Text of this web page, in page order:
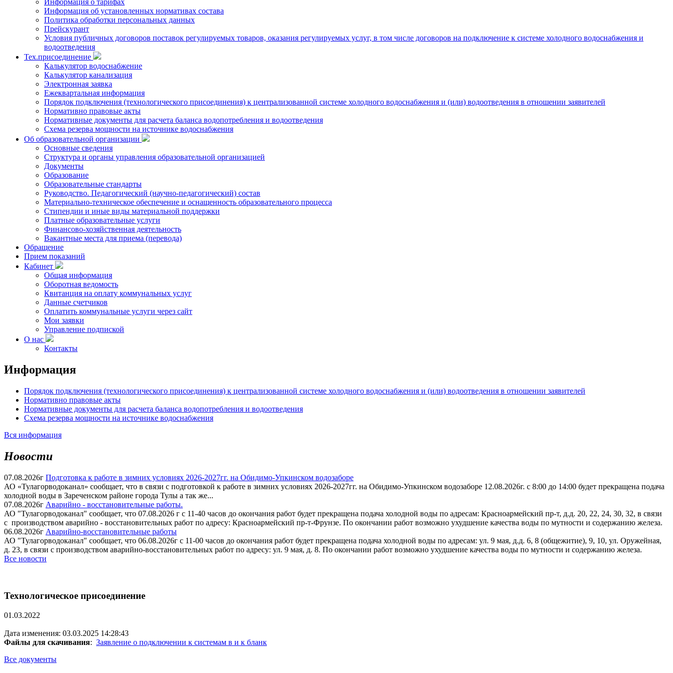
Информация о тарифах
Информация об установленных нормативах состава
Политика обработки персональных данных
Прейскурант
Условия публичных договоров поставок регулируемых товаров, оказания регулируемых услуг, в том числе договоров на подключение к системе холодного водоснабжения и
водоотведения
Тех.присоединение
Калькулятор водоснабжение
Калькулятор канализация
Электронная заявка
Ежеквартальная информация
Порядок подключения (технологического присоединения) к централизованной системе холодного водоснабжения и (или) водоотведения в отношении заявителей
Нормативно правовые акты
Нормативные документы для расчета баланса водопотребления и водоотведения
Схема резерва мощности на источнике водоснабжения
Об образовательной организации
Основные сведения
Структура и органы управления образовательной организацией
Документы
Образование
Образовательные стандарты
Руководство. Педагогический (научно-педагогический) состав
Материально-техническое обеспечение и оснащенность образовательного процесса
Стипендии и иные виды материальной поддержки
Платные образовательные услуги
Финансово-хозяйственная деятельность
Вакантные места для приема (перевода)
Обращение
Прием показаний
Кабинет
Общая информация
Оборотная ведомость
Квитанция на оплату коммунальных услуг
Данные счетчиков
Оплатить коммунальные услуги через сайт
Мои заявки
Управление подпиской
О нас
Контакты
Информация
Порядок подключения (технологического присоединения) к централизованной системе холодного водоснабжения и (или) водоотведения в отношении заявителей
Нормативно правовые акты
Нормативные документы для расчета баланса водопотребления и водоотведения
Схема резерва мощности на источнике водоснабжения
Вся информация
Новости
07.08.2026г Подготовка к работе в зимних условиях 2026-2027гг. на Обидимо-Упкинском водозаборе
АО «Тулагорводоканал» сообщает, что в связи с подготовкой к работе в зимних условиях 2026-2027гг. на Обидимо-Упкинском водозаборе 12.08.2026г. с 8:00 до 14:00 будет прекращена подача
холодной воды в Зареченском районе города Тулы а так же...
07.08.2026г Аварийно - восстановительные работы.
АО "Тулагорводоканал" сообщает, что 07.08.2026 г с 11-40 часов до окончания работ будет прекращена подача холодной воды по адресам: Красноармейский пр-т, д.д. 20, 22, 24, 30, 32, в связи
с производством аварийно - восстановительных работ по адресу: Красноармейский пр-т-Фрунзе. По окончании работ возможно ухудшение качества воды по мутности и содержанию железа.
06.08.2026г Аварийно-восстановительные работы
АО "Тулагорводоканал" сообщает, что 06.08.2026г с 11-00 часов до окончания работ будет прекращена подача холодной воды по адресам: ул. 9 мая, д.д. 6, 8 (общежитие), 9, 10, ул. Оружейная,
д. 23, в связи с производством аварийно-восстановительных работ по адресу: ул. 9 мая, д. 8. По окончании работ возможно ухудшение качества воды по мутности и содержанию железа.
Все новости
Технологическое присоединение
01.03.2022
Дата изменения: 03.03.2025 14:28:43
Файлы для скачивания: Заявление о подключении к системам в и к бланк
Все документы